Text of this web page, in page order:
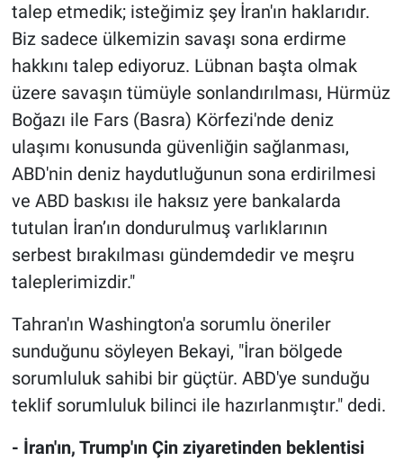
talep etmedik; isteğimiz şey İran'ın haklarıdır.
Biz sadece ülkemizin savaşı sona erdirme
hakkını talep ediyoruz. Lübnan başta olmak
üzere savaşın tümüyle sonlandırılması, Hürmüz
Boğazı ile Fars (Basra) Körfezi'nde deniz
ulaşımı konusunda güvenliğin sağlanması,
ABD'nin deniz haydutluğunun sona erdirilmesi
ve ABD baskısı ile haksız yere bankalarda
tutulan İran’ın dondurulmuş varlıklarının
serbest bırakılması gündemdedir ve meşru
taleplerimizdir."
Tahran'ın Washington'a sorumlu öneriler
sunduğunu söyleyen Bekayi, "İran bölgede
sorumluluk sahibi bir güçtür. ABD'ye sunduğu
teklif sorumluluk bilinci ile hazırlanmıştır." dedi.
- İran'ın, Trump'ın Çin ziyaretinden beklentisi